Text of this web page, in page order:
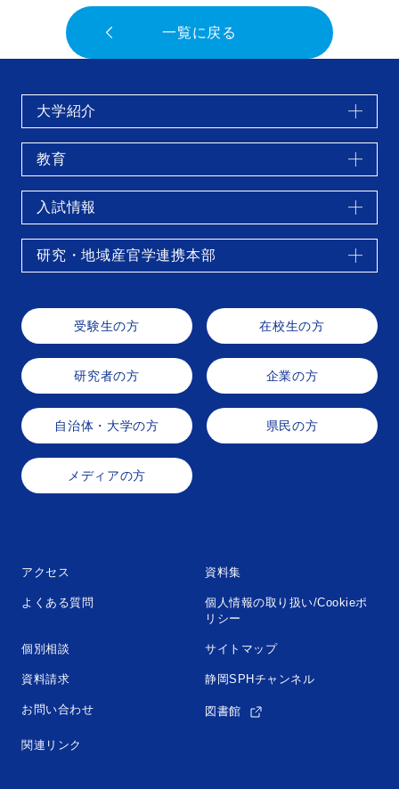
一覧に戻る
受験生の方 在校生の方
研究者の方 企業の方
自治体・大学の方 県民の方
メディアの方
大学紹介
教育
入試情報
研究・地域産官学連携本部
アクセス
よくある質問
個別相談
資料請求
お問い合わせ
関連リンク
資料集
個人情報の取り扱い/Cookieポ
リシー
サイトマップ
静岡SPHチャンネル
図書館